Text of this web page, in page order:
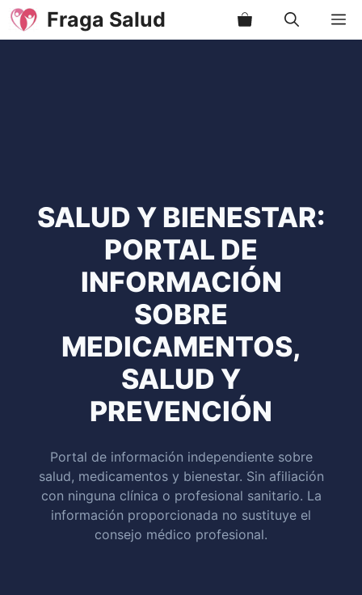
Saltar
Fraga Salud
SALUD Y BIENESTAR:
PORTAL DE
INFORMACIÓN
SOBRE
MEDICAMENTOS,
SALUD Y
PREVENCIÓN
Portal de información independiente sobre
salud, medicamentos y bienestar. Sin afiliación
con ninguna clínica o profesional sanitario. La
información proporcionada no sustituye el
consejo médico profesional.